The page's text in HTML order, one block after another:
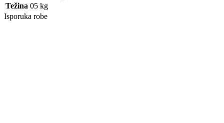
Težina 05 kg
Isporuka robe